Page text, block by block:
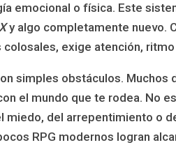
emocional o física. Este
y algo completamente nuevo.
exige atención,
simples obstáculos. Muchos
el mundo que te rodea. No
del arrepentimiento o
RPG modernos logran